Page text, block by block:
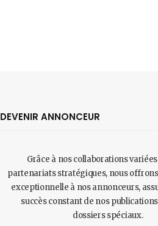
DEVENIR ANNONCEUR
Grâce à nos collaborations
partenariats stratégiques, nous
exceptionnelle à nos annonceurs,
succès constant de nos
dossiers spéciaux.